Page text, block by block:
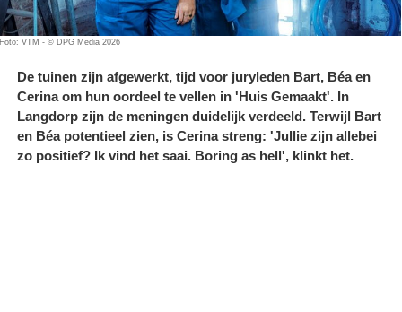
Foto: VTM - © DPG Media 2026
De tuinen zijn afgewerkt, tijd voor juryleden Bart, Béa en
Cerina om hun oordeel te vellen in 'Huis Gemaakt'. In
Langdorp zijn de meningen duidelijk verdeeld. Terwijl Bart
en Béa potentieel zien, is Cerina streng: 'Jullie zijn allebei
zo positief? Ik vind het saai. Boring as hell', klinkt het.